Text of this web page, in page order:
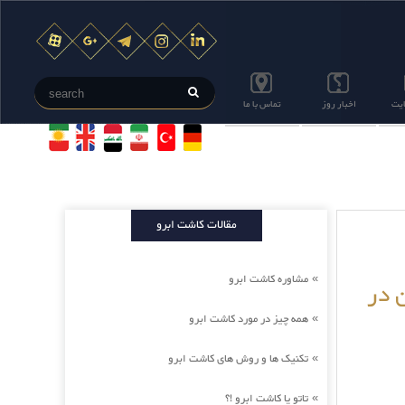
اخبار روز تماس با ما
مقالات کاشت ابرو
» مشاوره کاشت ابرو
» همه چیز در مورد کاشت ابرو
» تکنیک ها و روش های کاشت ابرو
» تاتو یا کاشت ابرو !؟
در